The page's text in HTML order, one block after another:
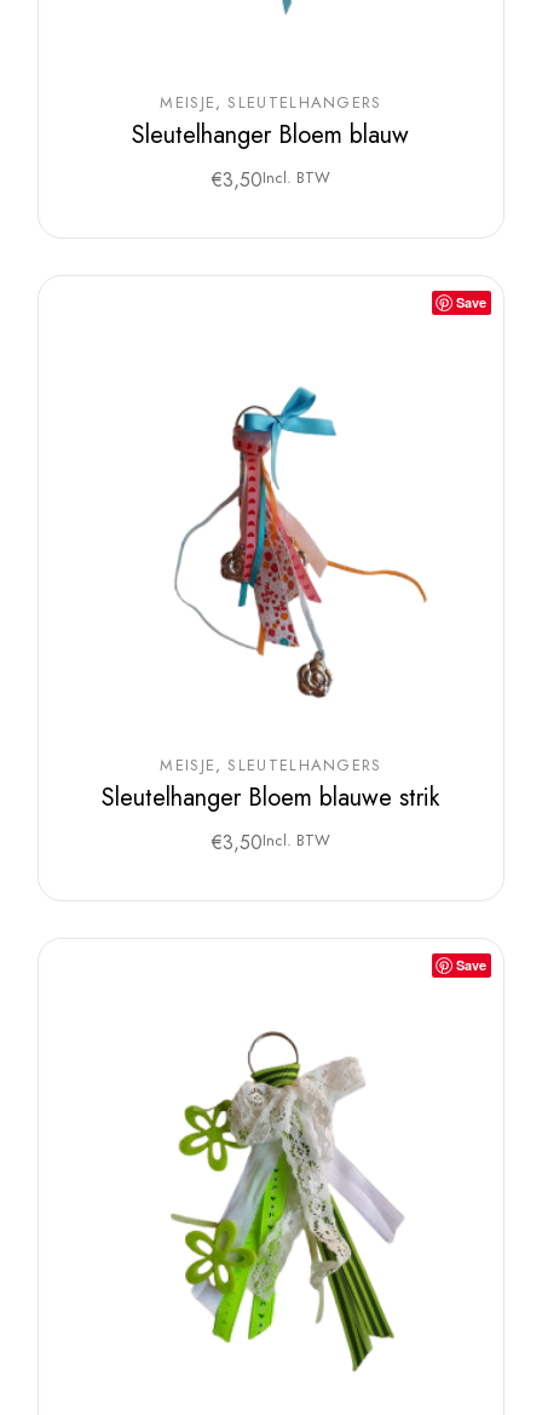
MEISJE SLEUTELHANGERS
Sleutelhanger Bloem blauw
€3,50Incl. BTW
Save
MEISJE SLEUTELHANGERS
Sleutelhanger Bloem blauwe strik
€3,50Incl. BTW
Save